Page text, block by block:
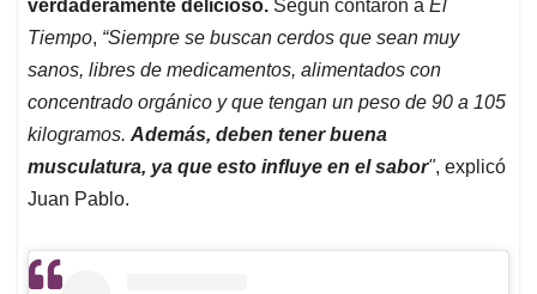
verdaderamente delicioso. Según contaron a El
Tiempo, “Siempre se buscan cerdos que sean muy
sanos, libres de medicamentos, alimentados con
concentrado orgánico y que tengan un peso de 90 a 105
kilogramos. Además, deben tener buena
musculatura, ya que esto influye en el sabor", explicó
Juan Pablo.